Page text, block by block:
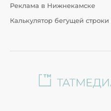
Реклама в Нижнекамске
Калькулятор бегущей